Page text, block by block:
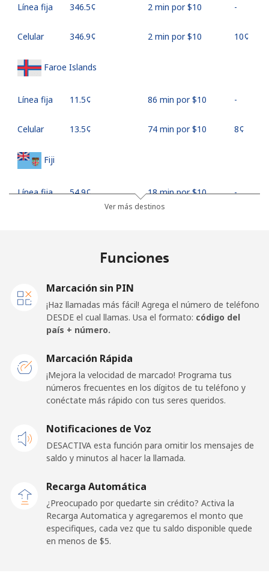
Línea fija ⁦346.5¢⁩ 2 min por ⁦$10⁩ -
Celular ⁦346.9¢⁩ 2 min por ⁦$10⁩ ⁦10¢⁩
Faroe Islands
Línea fija ⁦11.5¢⁩ 86 min por ⁦$10⁩ -
Celular ⁦13.5¢⁩ 74 min por ⁦$10⁩ ⁦8¢⁩
Fiji
Línea fija ⁦54.9¢⁩ 18 min por ⁦$10⁩ -
Línea fija ⁦51.9¢⁩
⁦50.5¢⁩ 19 min por ⁦$10⁩ ⁦15¢⁩
Línea fija ⁦1.5¢⁩ 665 min por ⁦$10⁩
⁦3.5¢⁩ 285 min por ⁦$10⁩
Celular ⁦41.9¢⁩ 23 min por ⁦$10⁩
French Polynesia
Ver más destinos
Funciones
Marcación sin PIN
¡Haz llamadas más fácil! Agrega el número de teléfono
DESDE el cual llamas. Usa el formato: código del
país + número.
Marcación Rápida
¡Mejora la velocidad de marcado! Programa tus
números frecuentes en los dígitos de tu teléfono y
conéctate más rápido con tus seres queridos.
Notificaciones de Voz
DESACTIVA esta función para omitir los mensajes de
saldo y minutos al hacer la llamada.
Recarga Automática
¿Preocupado por quedarte sin crédito? Activa la
Recarga Automatica y agregaremos el monto que
especifiques, cada vez que tu saldo disponible quede
en menos de ⁦$5⁩.